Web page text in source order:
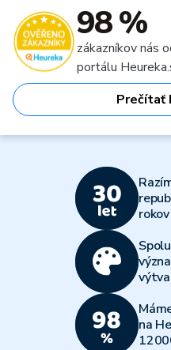
98 %
zákazníkov nás
portálu
Prečítať
na